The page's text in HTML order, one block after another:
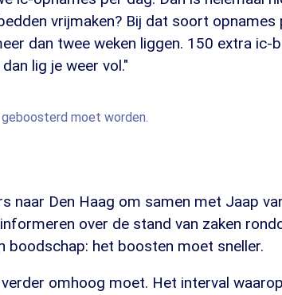
vrijmaken? Bij dat soort opnames
dan twee weken liggen. 150 extra ic-
lig je weer vol."
moet worden.
naar Den Haag om samen met Jaap
over de stand van zaken
boodschap: het boosten moet sneller.
omhoog moet. Het interval